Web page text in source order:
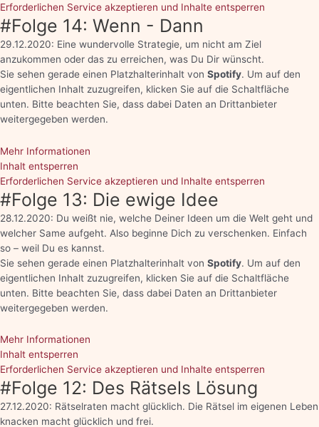
Erforderlichen Service akzeptieren und Inhalte entsperren
#Folge 14: Wenn - Dann
29.12.2020: Eine wundervolle Strategie, um nicht am Ziel
anzukommen oder das zu erreichen, was Du Dir wünscht.
Sie sehen gerade einen Platzhalterinhalt von Spotify. Um auf den
eigentlichen Inhalt zuzugreifen, klicken Sie auf die Schaltfläche
unten. Bitte beachten Sie, dass dabei Daten an Drittanbieter
weitergegeben werden.
Mehr Informationen
Inhalt entsperren
Erforderlichen Service akzeptieren und Inhalte entsperren
#Folge 13: Die ewige Idee
28.12.2020: Du weißt nie, welche Deiner Ideen um die Welt geht und
welcher Same aufgeht. Also beginne Dich zu verschenken. Einfach
so – weil Du es kannst.
Sie sehen gerade einen Platzhalterinhalt von Spotify. Um auf den
eigentlichen Inhalt zuzugreifen, klicken Sie auf die Schaltfläche
unten. Bitte beachten Sie, dass dabei Daten an Drittanbieter
weitergegeben werden.
Mehr Informationen
Inhalt entsperren
Erforderlichen Service akzeptieren und Inhalte entsperren
#Folge 12: Des Rätsels Lösung
27.12.2020: Rätselraten macht glücklich. Die Rätsel im eigenen Leben
knacken macht glücklich und frei.